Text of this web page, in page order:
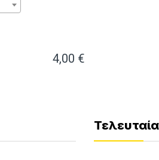
4,00 €